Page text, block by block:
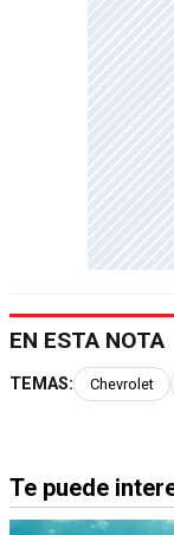
EN ESTA NOTA
TEMAS: Chevrolet